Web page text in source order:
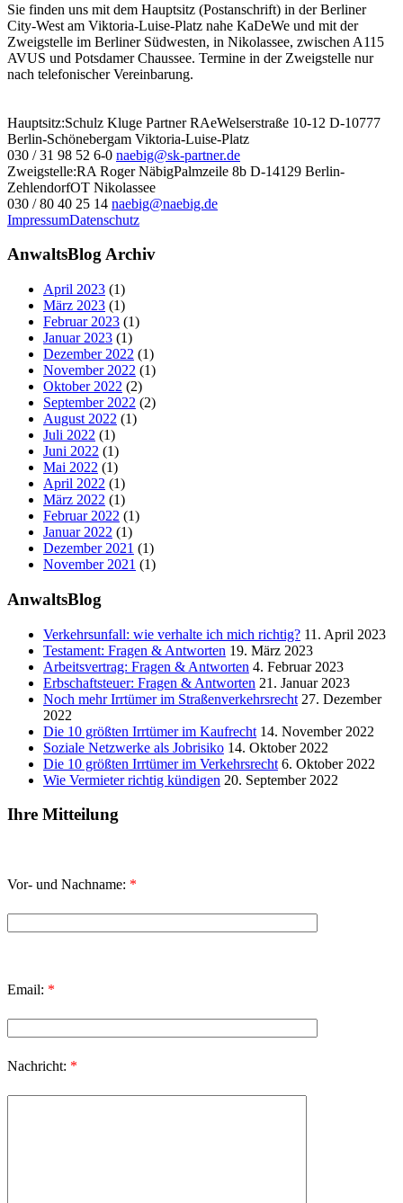
Sie finden uns mit dem Hauptsitz (Postanschrift) in der Berliner
City-West am Viktoria-Luise-Platz nahe KaDeWe und mit der
Zweigstelle im Berliner Südwesten, in Nikolassee, zwischen A115
AVUS und Potsdamer Chaussee. Termine in der Zweigstelle nur
nach telefonischer Vereinbarung.
Hauptsitz:Schulz Kluge Partner RAeWelserstraße 10-12 D-10777
Berlin-Schönebergam Viktoria-Luise-Platz
030 / 31 98 52 6-0 naebig@sk-partner.de
Zweigstelle:RA Roger NäbigPalmzeile 8b D-14129 Berlin-
ZehlendorfOT Nikolassee
030 / 80 40 25 14 naebig@naebig.de
ImpressumDatenschutz
AnwaltsBlog Archiv
April 2023 (1)
März 2023 (1)
Februar 2023 (1)
Januar 2023 (1)
Dezember 2022 (1)
November 2022 (1)
Oktober 2022 (2)
September 2022 (2)
August 2022 (1)
Juli 2022 (1)
Juni 2022 (1)
Mai 2022 (1)
April 2022 (1)
März 2022 (1)
Februar 2022 (1)
Januar 2022 (1)
Dezember 2021 (1)
November 2021 (1)
AnwaltsBlog
Verkehrsunfall: wie verhalte ich mich richtig? 11. April 2023
Testament: Fragen & Antworten 19. März 2023
Arbeitsvertrag: Fragen & Antworten 4. Februar 2023
Erbschaftsteuer: Fragen & Antworten 21. Januar 2023
Noch mehr Irrtümer im Straßenverkehrsrecht 27. Dezember
2022
Die 10 größten Irrtümer im Kaufrecht 14. November 2022
Soziale Netzwerke als Jobrisiko 14. Oktober 2022
Die 10 größten Irrtümer im Verkehrsrecht 6. Oktober 2022
Wie Vermieter richtig kündigen 20. September 2022
Ihre Mitteilung
Vor- und Nachname: *
Email: *
Nachricht: *